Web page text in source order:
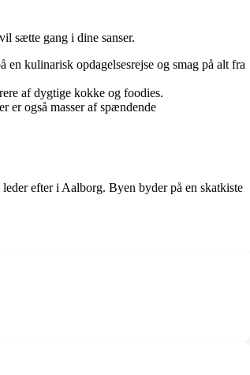
sætte gang i dine sanser.
kulinarisk opdagelsesrejse og smag på alt fra
af dygtige kokke og foodies.
er også masser af spændende
efter i Aalborg. Byen byder på en skatkiste